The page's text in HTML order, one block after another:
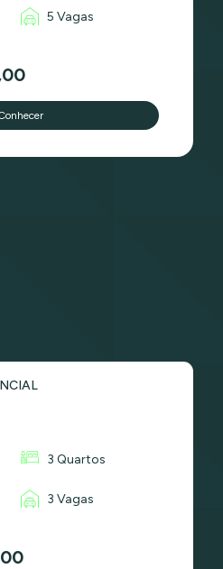
5 Vagas
3 Quartos
3 Vagas